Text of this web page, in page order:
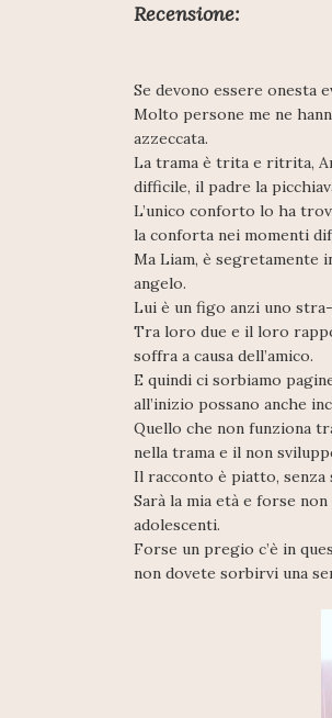
Recensione:
Se devono essere onesta
Molto persone me ne
azzeccata.
La trama è trita e ritrita,
difficile, il padre la
L’unico conforto lo ha
la conforta nei momenti
Ma Liam, è segretamente
angelo.
Lui è un figo anzi uno
Tra loro due e il loro
soffra a causa dell’amico.
E quindi ci sorbiamo
all’inizio possano anche
Quello che non funziona
nella trama e il non
Il racconto è piatto,
Sarà la mia età e forse
adolescenti.
Forse un pregio c’è in
non dovete sorbirvi una